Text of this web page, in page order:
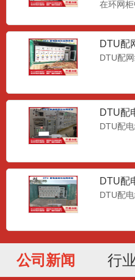
在环网
DTU配
DTU配
DTU配
DTU配
DTU配
DTU配
公司新闻 行